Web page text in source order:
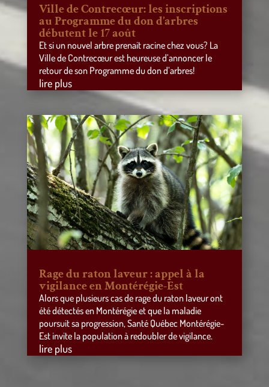
Ville de Contrecœur: les inscriptions
au Programme du don d’arbres
débutent le 17 août
Et si un nouvel arbre prenait racine chez vous? La
Ville de Contrecœur est heureuse d’annoncer le
retour de son Programme du don d’arbres!
lire plus
Rage du raton laveur : appel à la
vigilance en Montérégie-Est
Alors que plusieurs cas de rage du raton laveur ont
été détectés en Montérégie et que la maladie
poursuit sa progression, Santé Québec Montérégie-
Est invite la population à redoubler de vigilance.
lire plus